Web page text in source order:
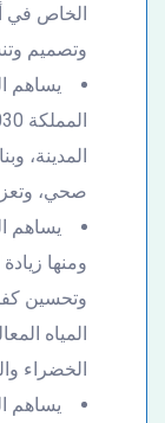
الخاص في
وتصميم
يساهم
المدينة،
صحي،
يساهم
ومنها
وتحسين
المياه
الخضراء
يساهم